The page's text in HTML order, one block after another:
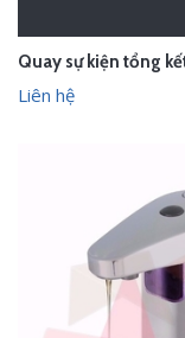
Liên hệ